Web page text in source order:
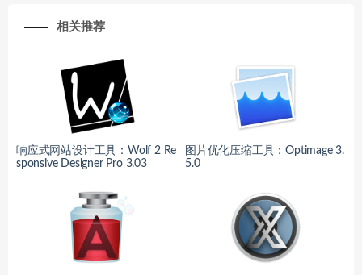
相关推荐
响应式网站设计工具：Wolf 2 Re
sponsive Designer Pro 3.03
图片优化压缩工具：Optimage 3.
5.0